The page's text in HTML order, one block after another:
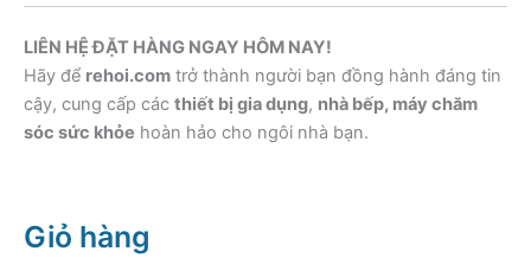
LIÊN HỆ ĐẶT HÀNG NGAY HÔM NAY!
Hãy để rehoi.com trở thành người bạn đồng hành đáng tin
cậy, cung cấp các thiết bị gia dụng, nhà bếp, máy chăm
sóc sức khỏe hoàn hảo cho ngôi nhà bạn.
Giỏ hàng